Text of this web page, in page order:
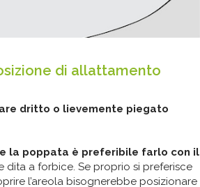
di allattamento
dritto o lievemente piegato
la poppata è preferibile farlo con il
dita a forbice. Se proprio si preferisce
l’areola bisognerebbe posizionare